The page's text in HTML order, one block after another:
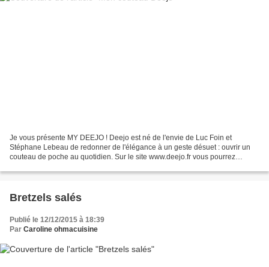
Je vous présente MY DEEJO ! Deejo est né de l'envie de Luc Foin et
Stéphane Lebeau de redonner de l'élégance à un geste désuet : ouvrir un
couteau de poche au quotidien. Sur le site www.deejo.fr vous pourrez
Bretzels salés
Publié le 12/12/2015 à 18:39
Par Caroline ohmacuisine